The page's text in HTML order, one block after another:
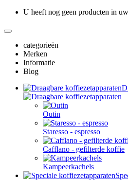
U heeft nog geen producten in
categorieën
Merken
Informatie
Blog
Outin
Staresso - espresso
Cafflano - gefilterde koffie
Kampeerkachels